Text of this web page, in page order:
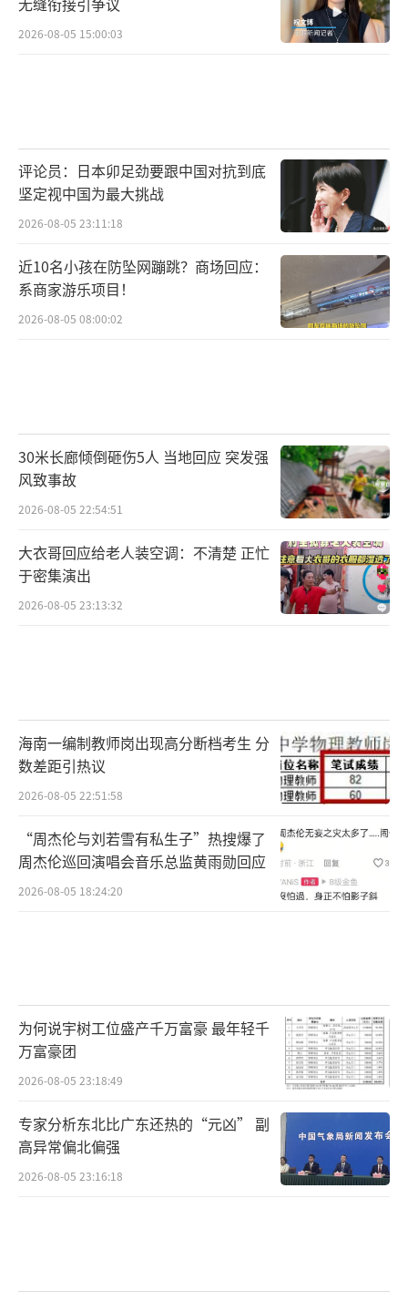
2026-08-05 15:00:03
评论员：日本卯足劲要跟中国对抗到底
坚定视中国为最大挑战
2026-08-05 23:11:18
近10名小孩在防坠网蹦跳？商场回应：
系商家游乐项目！
2026-08-05 08:00:02
30米长廊倾倒砸伤5人 当地回应 突发强
风致事故
2026-08-05 22:54:51
大衣哥回应给老人装空调：不清楚 正忙
于密集演出
2026-08-05 23:13:32
海南一编制教师岗出现高分断档考生 分
数差距引热议
2026-08-05 22:51:58
“周杰伦与刘若雪有私生子”热搜爆了
周杰伦巡回演唱会音乐总监黄雨勋回应
2026-08-05 18:24:20
为何说宇树工位盛产千万富豪 最年轻千
万富豪团
2026-08-05 23:18:49
专家分析东北比广东还热的“元凶” 副
高异常偏北偏强
2026-08-05 23:16:18